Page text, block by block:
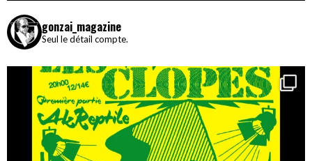
gonzai_magazine
Seul le détail compte.